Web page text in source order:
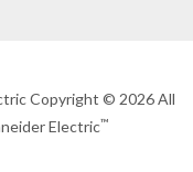
Copyright © 2026 All
Electric™